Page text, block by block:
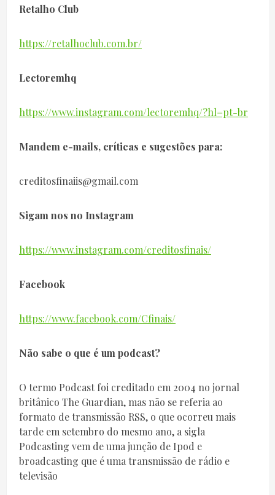
Retalho Club
https://retalhoclub.com.br/
Lectoremhq
https://www.instagram.com/lectoremhq/?hl=pt-br
Mandem e-mails, críticas e sugestões para:
creditosfinaiis@gmail.com
Sigam nos no Instagram
https://www.instagram.com/creditosfinais/
Facebook
https://www.facebook.com/Cfinais/
Não sabe o que é um podcast?
O termo Podcast foi creditado em 2004 no jornal
britânico The Guardian, mas não se referia ao
formato de transmissão RSS, o que ocorreu mais
tarde em setembro do mesmo ano, a sigla
Podcasting vem de uma junção de Ipod e
broadcasting que é uma transmissão de rádio e
televisão